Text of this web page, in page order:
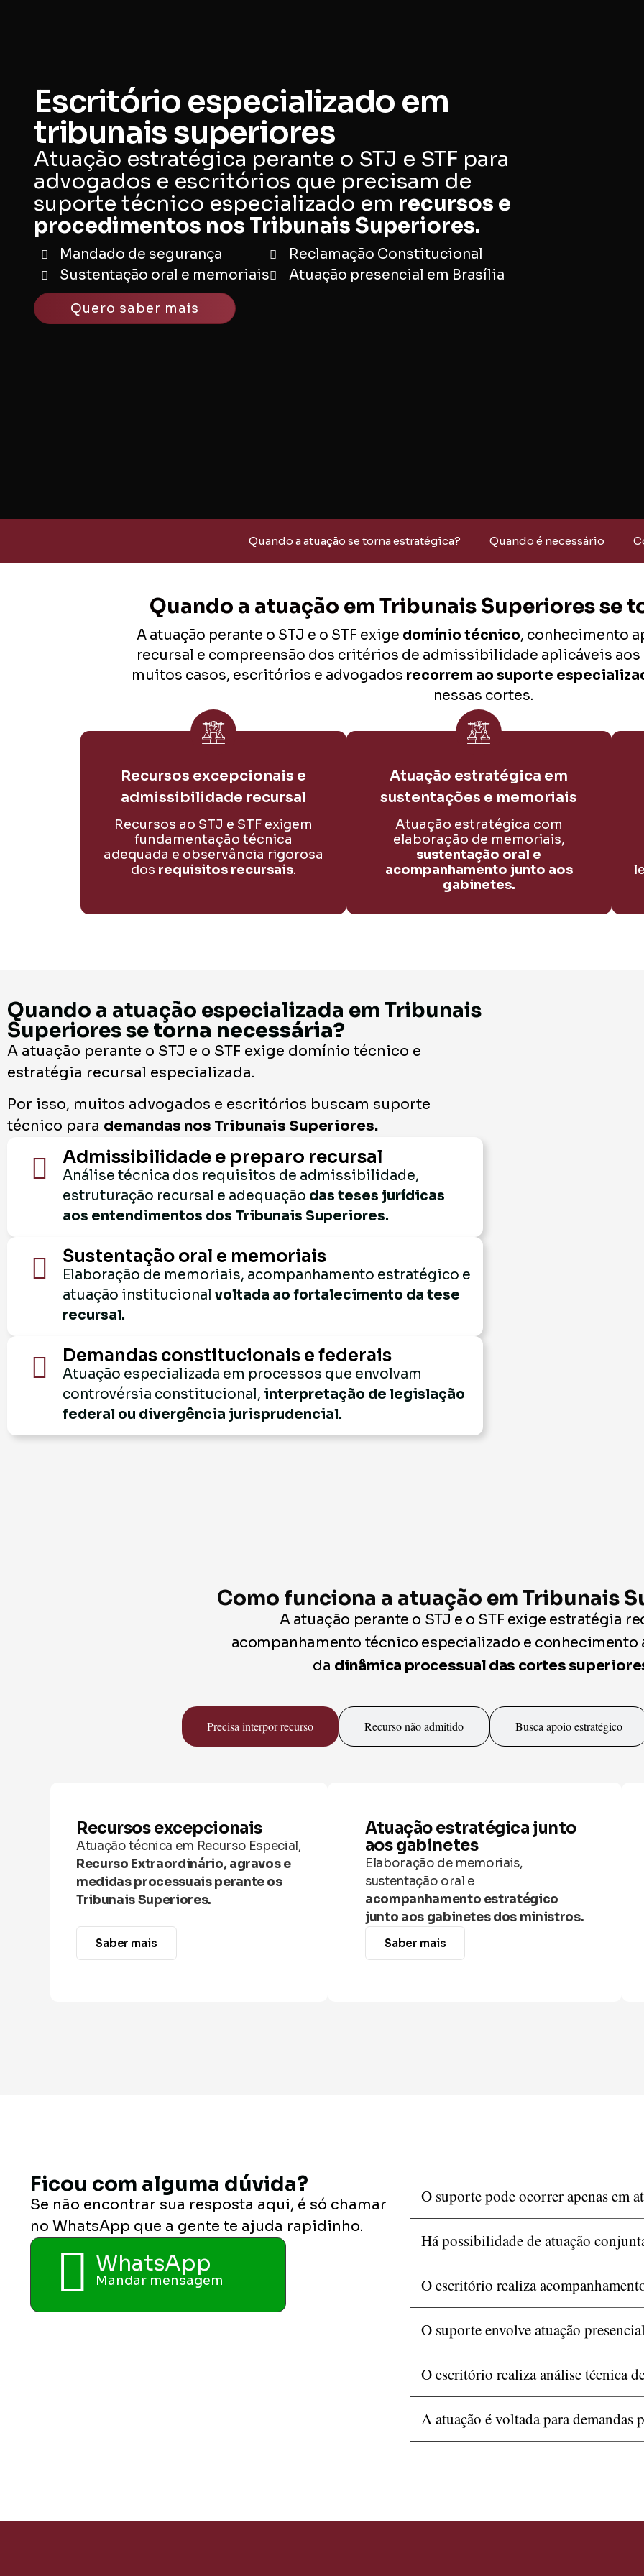
Escritório especializado em
tribunais superiores
Atuação estratégica perante o STJ e STF para
advogados e escritórios que precisam de
suporte técnico especializado em recursos e
procedimentos nos Tribunais Superiores.
Mandado de segurança
Sustentação oral e memoriais
Reclamação Constitucional
Atuação presencial em Brasília
Quero saber mais
Quando a atuação se torna estratégica? Quando é necessário
Quando a atuação em Tribunais Superiores se
A atuação perante o STJ e o STF exige domínio técnico, conhecimento
recursal e compreensão dos critérios de admissibilidade aplicáveis aos
muitos casos, escritórios e advogados recorrem ao suporte
nessas cortes.
Recursos excepcionais e
admissibilidade recursal
Recursos ao STJ e STF exigem
fundamentação técnica
adequada e observância rigorosa
dos requisitos recursais.
Atuação estratégica em
sustentações e memoriais
Atuação estratégica com
elaboração de memoriais,
sustentação oral e
acompanhamento junto aos
gabinetes.
Quando a atuação especializada em Tribunais
Superiores se torna necessária?
A atuação perante o STJ e o STF exige domínio técnico e
estratégia recursal especializada.
Por isso, muitos advogados e escritórios buscam suporte
técnico para demandas nos Tribunais Superiores.
Admissibilidade e preparo recursal
Análise técnica dos requisitos de admissibilidade,
estruturação recursal e adequação das teses jurídicas
aos entendimentos dos Tribunais Superiores.
Sustentação oral e memoriais
Elaboração de memoriais, acompanhamento estratégico e
atuação institucional voltada ao fortalecimento da tese
recursal.
Demandas constitucionais e federais
Atuação especializada em processos que envolvam
controvérsia constitucional, interpretação de legislação
federal ou divergência jurisprudencial.
Como funciona a atuação em Tribunais
A atuação perante o STJ e o STF exige estratégia
acompanhamento técnico especializado e
da dinâmica processual das cortes
Precisa interpor recurso Recurso não admitido Busca apoio estratégico
Recursos excepcionais
Atuação técnica em Recurso Especial,
Recurso Extraordinário, agravos e
medidas processuais perante os
Tribunais Superiores.
Saber mais
Atuação estratégica junto
aos gabinetes
Elaboração de memoriais,
sustentação oral e
acompanhamento estratégico
junto aos gabinetes dos ministros.
Saber mais
Ficou com alguma dúvida?
Se não encontrar sua resposta aqui, é só chamar
no WhatsApp que a gente te ajuda rapidinho.
WhatsApp
Mandar mensagem
O suporte pode ocorrer apenas em
Há possibilidade de atuação
O escritório realiza
O suporte envolve atuação
O escritório realiza análise técnica
A atuação é voltada para demandas